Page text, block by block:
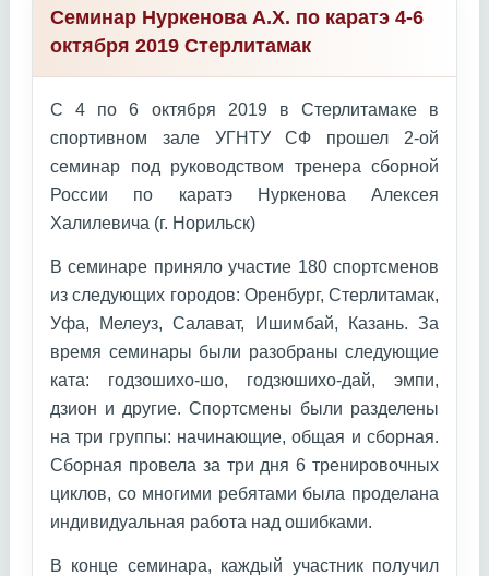
Семинар Нуркенова А.Х. по каратэ 4-6
октября 2019 Стерлитамак
С 4 по 6 октября 2019 в Стерлитамаке в
спортивном зале УГНТУ СФ прошел 2-ой
семинар под руководством тренера сборной
России по каратэ Нуркенова Алексея
Халилевича (г. Норильск)
В семинаре приняло участие 180 спортсменов
из следующих городов: Оренбург, Стерлитамак,
Уфа, Мелеуз, Салават, Ишимбай, Казань. За
время семинары были разобраны следующие
ката: годзошихо-шо, годзюшихо-дай, эмпи,
дзион и другие. Спортсмены были разделены
на три группы: начинающие, общая и сборная.
Сборная провела за три дня 6 тренировочных
циклов, со многими ребятами была проделана
индивидуальная работа над ошибками.
В конце семинара, каждый участник получил